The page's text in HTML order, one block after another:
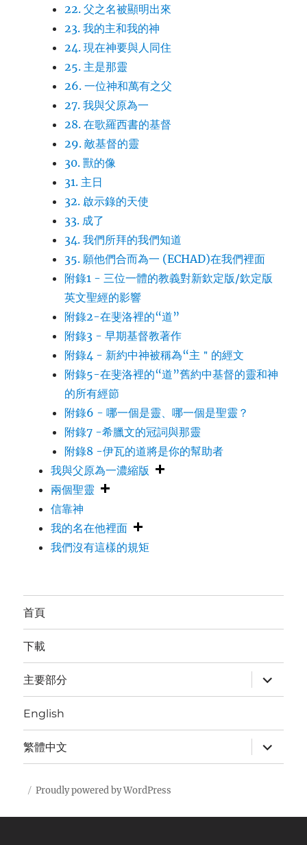
22. 父之名被顯明出來
23. 我的主和我的神
24. 現在神要與人同住
25. 主是那靈
26. 一位神和萬有之父
27. 我與父原為一
28. 在歌羅西書的基督
29. 敵基督的靈
30. 獸的像
31. 主日
32. 啟示錄的天使
33. 成了
34. 我們所拜的我們知道
35. 願他們合而為一 (ECHAD)在我們裡面
附錄1 - 三位一體的教義對新欽定版/欽定版
英文聖經的影響
附錄2-在斐洛裡的“道”
附錄3 - 早期基督教著作
附錄4 - 新約中神被稱為“主＂的經文
附錄5-在斐洛裡的“道”舊約中基督的靈和神
的所有經節
附錄6 - 哪一個是靈、哪一個是聖靈？
附錄7 -希臘文的冠詞與那靈
附錄8 -伊瓦的道將是你的幫助者
我與父原為一濃縮版
兩個聖靈
信靠神
我的名在他裡面
我們沒有這樣的規矩
首頁
下載
主要部分
expand
child
menu
English
繁體中文
expand
child
menu
Proudly powered by WordPress